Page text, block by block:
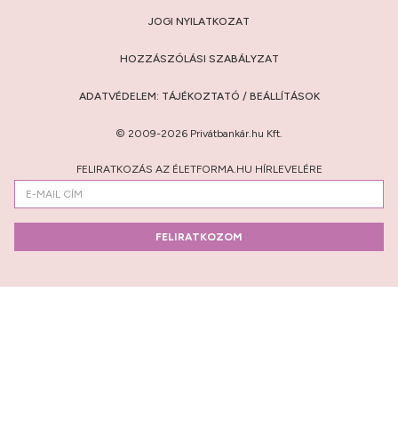
JOGI NYILATKOZAT
HOZZÁSZÓLÁSI SZABÁLYZAT
ADATVÉDELEM: TÁJÉKOZTATÓ / BEÁLLÍTÁSOK
© 2009-2026 Privátbankár.hu Kft.
FELIRATKOZÁS AZ ÉLETFORMA.HU HÍRLEVELÉRE
FELIRATKOZOM